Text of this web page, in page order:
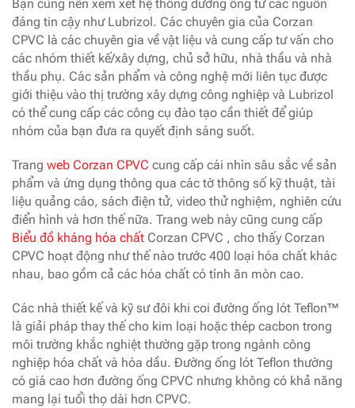
Bạn cũng nên xem xét hệ thống đường ống từ các nguồn
đáng tin cậy như Lubrizol. Các chuyên gia của Corzan
CPVC là các chuyên gia về vật liệu và cung cấp tư vấn cho
các nhóm thiết kế/xây dựng, chủ sở hữu, nhà thầu và nhà
thầu phụ. Các sản phẩm và công nghệ mới liên tục được
giới thiệu vào thị trường xây dựng công nghiệp và Lubrizol
có thể cung cấp các công cụ đào tạo cần thiết để giúp
nhóm của bạn đưa ra quyết định sáng suốt.
Trang web Corzan CPVC cung cấp cái nhìn sâu sắc về sản
phẩm và ứng dụng thông qua các tờ thông số kỹ thuật, tài
liệu quảng cáo, sách điện tử, video thử nghiệm, nghiên cứu
điển hình và hơn thế nữa. Trang web này cũng cung cấp
Biểu đồ kháng hóa chất Corzan CPVC , cho thấy Corzan
CPVC hoạt động như thế nào trước 400 loại hóa chất khác
nhau, bao gồm cả các hóa chất có tính ăn mòn cao.
Các nhà thiết kế và kỹ sư đôi khi coi đường ống lót Teflon™
là giải pháp thay thế cho kim loại hoặc thép cacbon trong
môi trường khắc nghiệt thường gặp trong ngành công
nghiệp hóa chất và hóa dầu. Đường ống lót Teflon thường
có giá cao hơn đường ống CPVC nhưng không có khả năng
mang lại tuổi thọ dài hơn CPVC.